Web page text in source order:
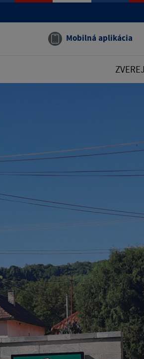
Mobilná aplikácia